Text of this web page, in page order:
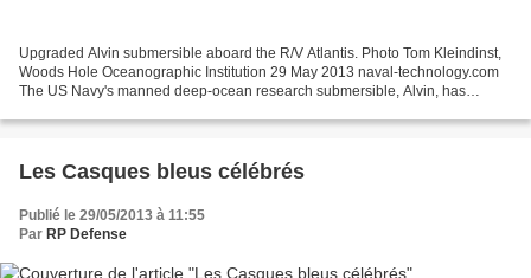
Upgraded Alvin submersible aboard the R/V Atlantis. Photo Tom Kleindinst,
Woods Hole Oceanographic Institution 29 May 2013 naval-technology.com
The US Navy's manned deep-ocean research submersible, Alvin, has
Les Casques bleus célébrés
Publié le 29/05/2013 à 11:55
Par RP Defense